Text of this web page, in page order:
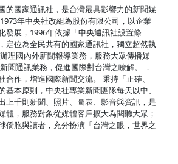
的國家通訊社，是台灣最具影響力的新聞媒
年中央社改組為股份有限公司，以企業
發展，1996年依據「中央通訊社設置條
定位為全民共有的國家通訊社，獨立超然執
理國內外新聞報導業務，服務大眾傳播媒
聞通訊業務，促進國際對台灣之瞭解。 ．
合作，增進國際新聞交流。 秉持「正確、
基本原則，中央社專業新聞團隊每天以中、
上千則新聞、照片、圖表、影音與資訊，是
體，服務對象從媒體客戶擴大為閱聽大眾；
僑胞與讀者，充分扮演「台灣之眼，世界之